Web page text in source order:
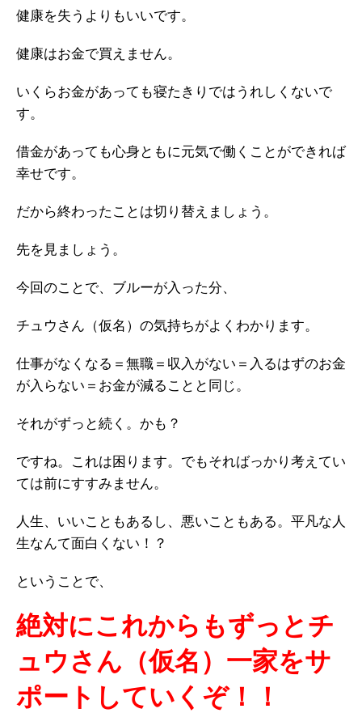
健康を失うよりもいいです。
健康はお金で買えません。
いくらお金があっても寝たきりではうれしくないで
す。
借金があっても心身ともに元気で働くことができれば
幸せです。
だから終わったことは切り替えましょう。
先を見ましょう。
今回のことで、ブルーが入った分、
チュウさん（仮名）の気持ちがよくわかります。
仕事がなくなる＝無職＝収入がない＝入るはずのお金
が入らない＝お金が減ることと同じ。
それがずっと続く。かも？
ですね。これは困ります。でもそればっかり考えてい
ては前にすすみません。
人生、いいこともあるし、悪いこともある。平凡な人
生なんて面白くない！？
ということで、
絶対にこれからもずっとチ
ュウさん（仮名）一家をサ
ポートしていくぞ！！